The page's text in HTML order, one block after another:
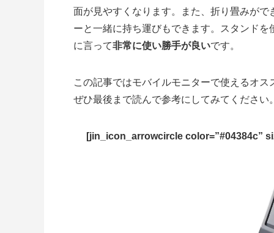
面が見やすくなります。また、折り畳みが
ーと一緒に持ち運びもできます。スタンド
に言って非常に使い勝手が良いです。
この記事ではモバイルモニターで使えるオ
ぜひ最後まで読んで参考にしてみてください
[jin_icon_arrowcircle color=”#04384c”